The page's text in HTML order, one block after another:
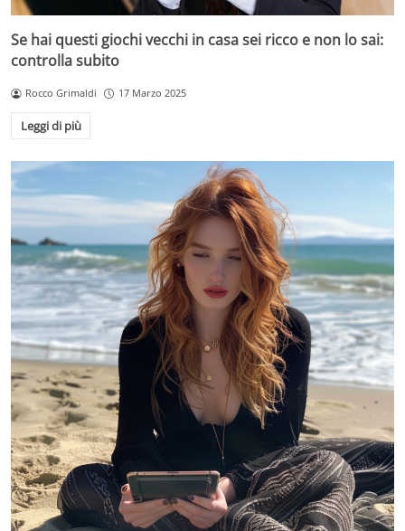
Se hai questi giochi vecchi in casa sei ricco e non lo sai:
controlla subito
Rocco Grimaldi 17 Marzo 2025
Leggi di più